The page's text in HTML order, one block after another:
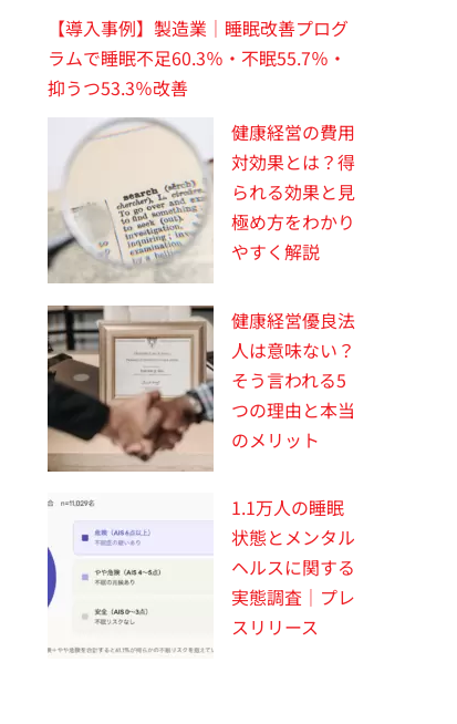
【導入事例】製造業｜睡眠改善プログ
ラムで睡眠不足60.3％・不眠55.7％・
抑うつ53.3％改善
健康経営の費用
対効果とは？得
られる効果と見
極め方をわかり
やすく解説
健康経営優良法
人は意味ない？
そう言われる5
つの理由と本当
のメリット
1.1万人の睡眠
状態とメンタル
ヘルスに関する
実態調査｜プレ
スリリース